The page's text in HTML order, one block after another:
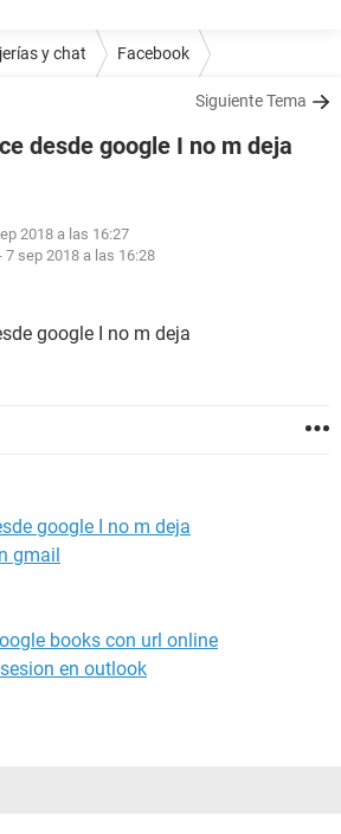
y chat Facebook
Siguiente Tema
desde google I no m deja
2018 a las 16:27
7 sep 2018 a las 16:28
google I no m deja
google I no m deja
gmail
books con url online
en outlook